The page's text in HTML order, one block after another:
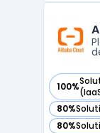
données
100%
— voir
80%
— voir
80%
— voir